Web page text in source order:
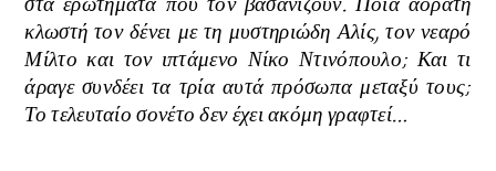
στα ερωτήματα που τον βασανίζουν. Ποια αόρατη
κλωστή τον δένει με τη μυστηριώδη Αλίς, τον νεαρό
Μίλτο και τον ιπτάμενο Νίκο Ντινόπουλο; Και τι
άραγε συνδέει τα τρία αυτά πρόσωπα μεταξύ τους;
Το τελευταίο σονέτο δεν έχει ακόμη γραφτεί…